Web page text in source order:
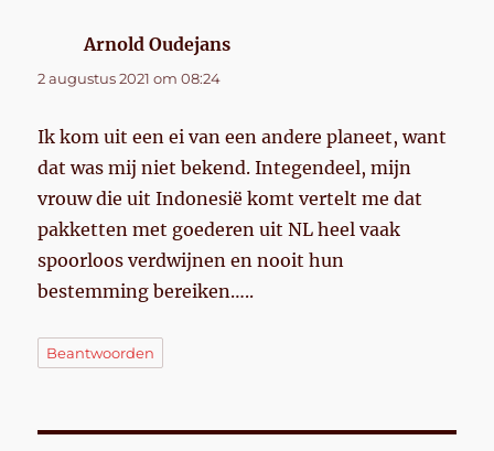
Arnold Oudejans
2 augustus 2021 om 08:24
Ik kom uit een ei van een andere planeet, want
dat was mij niet bekend. Integendeel, mijn
vrouw die uit Indonesië komt vertelt me dat
pakketten met goederen uit NL heel vaak
spoorloos verdwijnen en nooit hun
bestemming bereiken…..
Beantwoorden